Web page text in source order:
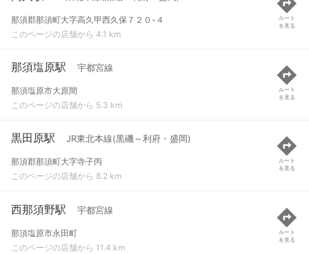
那須郡那須町大字高久甲西久保７２０-４
このページの店舗から 4.1 km
ルート
を見る
那須塩原駅 宇都宮線
那須塩原市大原間
このページの店舗から 5.3 km
ルート
を見る
黒田原駅 JR東北本線(黒磯～利府・盛岡)
那須郡那須町大字寺子丙
このページの店舗から 8.2 km
ルート
を見る
西那須野駅 宇都宮線
那須塩原市永田町
このページの店舗から 11.4 km
ルート
を見る